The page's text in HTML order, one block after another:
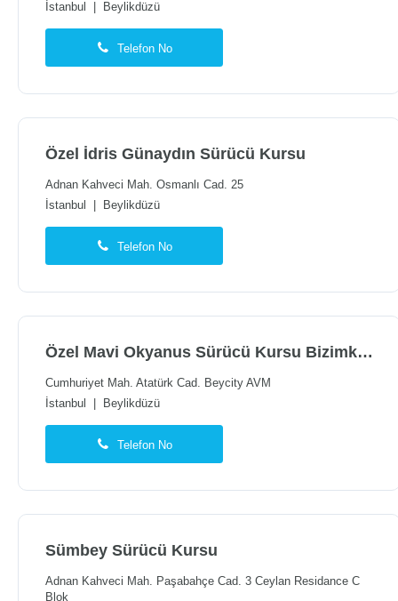
İstanbul
Beylikdüzü
Telefon No
Özel İdris Günaydın Sürücü Kursu
Adnan Kahveci Mah. Osmanlı Cad. 25
İstanbul
Beylikdüzü
Telefon No
Özel Mavi Okyanus Sürücü Kursu Bizimkent Şubesi
Cumhuriyet Mah. Atatürk Cad. Beycity AVM
İstanbul
Beylikdüzü
Telefon No
Sümbey Sürücü Kursu
Adnan Kahveci Mah. Paşabahçe Cad. 3 Ceylan Residance C
Blok